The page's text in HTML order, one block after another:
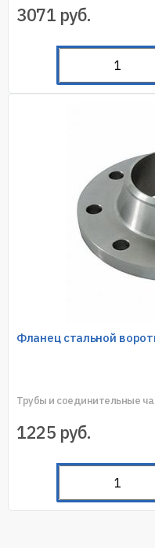
3071 руб.
Фланец стальной
Трубы и соединительные
1225 руб.